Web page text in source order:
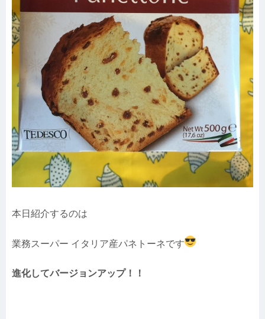
本日紹介するのは
業務スーパー イタリア産パネトーネです
進化してバージョンアップ！！